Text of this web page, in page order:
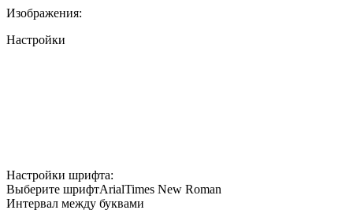
Изображения:
Настройки
Настройки шрифта:
Выберите шрифтArialTimes New Roman
Интервал между буквами